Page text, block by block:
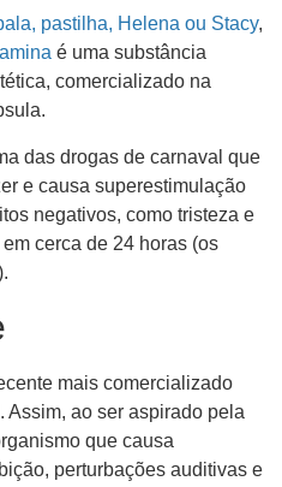
pastilha, Helena ou Stacy,
é uma substância
comercializado na
das drogas de carnaval que
e causa superestimulação
negativos, como tristeza e
cerca de 24 horas (os
mais comercializado
Assim, ao ser aspirado pela
que causa
perturbações auditivas e